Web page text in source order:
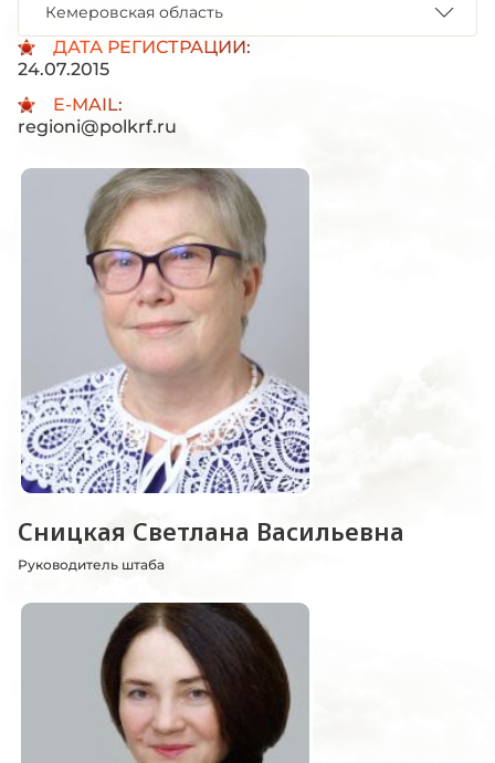
ДАТА РЕГИСТРАЦИИ:
24.07.2015
E-MAIL:
regioni@polkrf.ru
Кемеровская область
Сницкая Светлана Васильевна
Руководитель штаба